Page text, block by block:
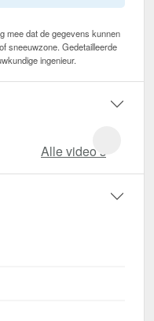
mee dat de gegevens kunnen
sneeuwzone. Gedetailleerde
ingenieur.
Alle video‘s